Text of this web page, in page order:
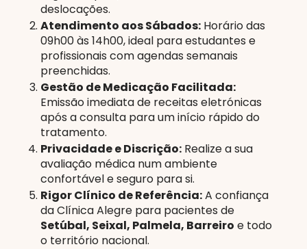
deslocações.
Atendimento aos Sábados:Horário das
09h00 às 14h00, ideal para estudantes e
profissionais com agendas semanais
preenchidas.
Gestão de Medicação Facilitada:
Emissão imediata de receitas eletrónicas
após a consulta para um início rápido do
tratamento.
Privacidade e Discrição:Realize a sua
avaliação médica num ambiente
confortável e seguro para si.
Rigor Clínico de Referência:A confiança
da Clínica Alegre para pacientes de
Setúbal, Seixal, Palmela, Barreiro e todo
o território nacional.